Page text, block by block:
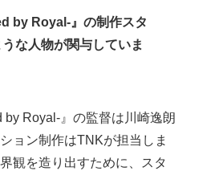
by Royal-』の制作スタ
な人物が関与していま
by Royal-』の監督は川崎逸朗
ョン制作はTNKが担当しま
観を造り出すために、スタ